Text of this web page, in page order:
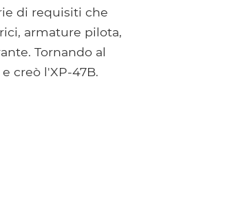
di requisiti che
armature pilota,
Tornando al
creò l'XP-47B.